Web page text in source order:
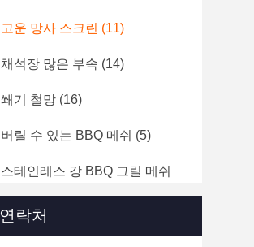
고운 망사 스크린 (11)
채석장 많은 부속 (14)
쐐기 철망 (16)
버릴 수 있는 BBQ 메쉬 (5)
스테인레스 강 BBQ 그릴 메쉬
연락처